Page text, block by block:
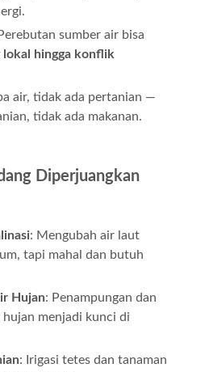
sumber air bisa
lokal hingga konflik
air, tidak ada pertanian —
tidak ada makanan.
Diperjuangkan
: Mengubah air laut
tapi mahal dan butuh
Hujan: Penampungan dan
hujan menjadi kunci di
: Irigasi tetes dan tanaman